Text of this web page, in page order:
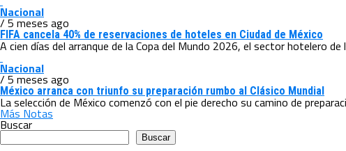
Nacional
/ 5 meses ago
FIFA cancela 40% de reservaciones de hoteles en Ciudad de México
A cien días del arranque de la Copa del Mundo 2026, el sector hotelero de
Nacional
/ 5 meses ago
México arranca con triunfo su preparación rumbo al Clásico Mundial
La selección de México comenzó con el pie derecho su camino de
Más Notas
Buscar
Buscar